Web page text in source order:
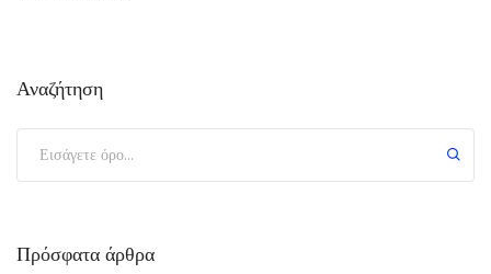
Αναζήτηση
Πρόσφατα άρθρα